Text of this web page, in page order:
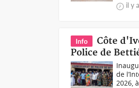
il y
Info
Côte
Police de
de
2026,